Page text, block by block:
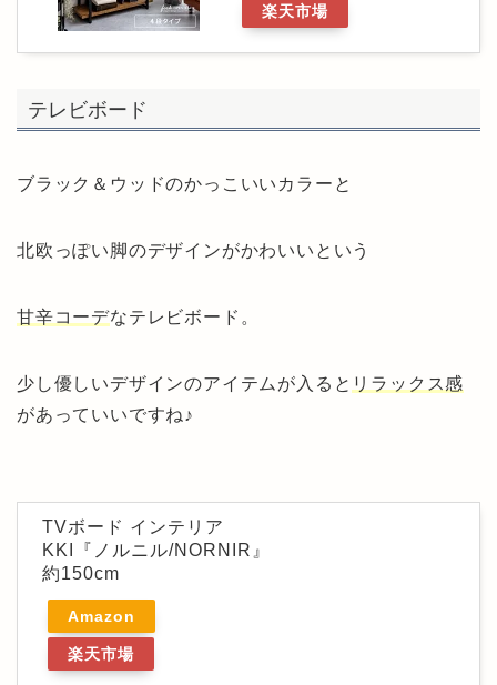
楽天市場
テレビボード
ブラック＆ウッドのかっこいいカラーと
北欧っぽい脚のデザインがかわいいという
甘辛コーデなテレビボード。
少し優しいデザインのアイテムが入ると リラックス感
があっていいですね♪
TVボード インテリア
KKI『ノルニル/NORNIR』
約150cm
Amazon
楽天市場